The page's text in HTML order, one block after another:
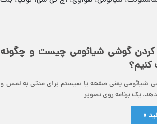
گوشی شیائومی چیست و چگونه
کنیم؟
شیائومی یعنی صفحه یا سیستم برای مدتی به لمس و
یک برنامه روی تصویر…
»